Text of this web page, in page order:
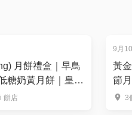
（成人港幣30元、小童港
上午進場票、優惠進場票、
或以下的兒童
月餅禮盒｜早鳥
糖奶黃月餅｜皇玥
餅店
9月
黃
節
3